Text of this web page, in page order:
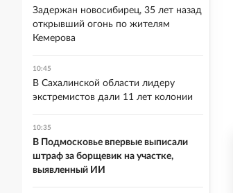
Задержан новосибирец, 35 лет назад
открывший огонь по жителям
Кемерова
10:45
В Сахалинской области лидеру
экстремистов дали 11 лет колонии
10:35
В Подмосковье впервые выписали
штраф за борщевик на участке,
выявленный ИИ